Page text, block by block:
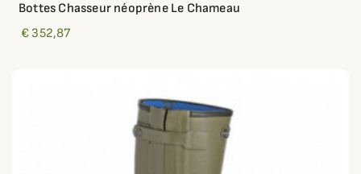
Bottes Chasseur néoprène Le Chameau
€ 352,87